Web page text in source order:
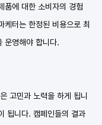
품에 대한 소비자의 경험
케터는 한정된 비용으로 최
운영해야 합니다.
고민과 노력을 하게 됩니
됩니다. 캠페인들의 결과